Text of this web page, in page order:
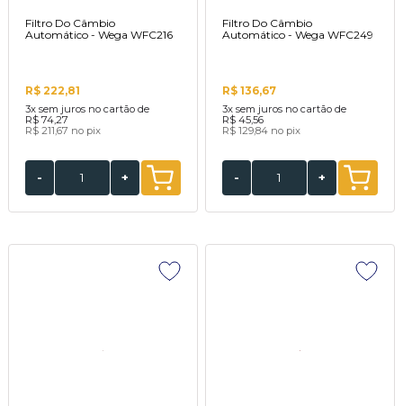
Filtro Do Câmbio
Automático - Wega WFC216
R$ 222,81
3x sem juros no cartão de
R$ 74,27
R$ 211,67 no pix
- +
Filtro Do Câmbio
Automático - Wega WFC249
R$ 136,67
3x sem juros no cartão de
R$ 45,56
R$ 129,84 no pix
- +